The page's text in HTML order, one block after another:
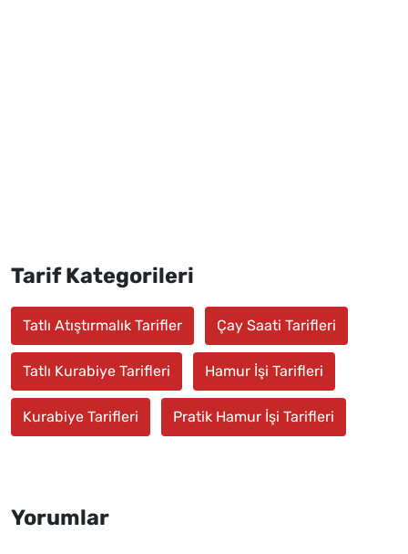
Tarif Kategorileri
Tatlı Atıştırmalık Tarifler Çay Saati Tarifleri
Tatlı Kurabiye Tarifleri Hamur İşi Tarifleri
Kurabiye Tarifleri Pratik Hamur İşi Tarifleri
Yorumlar